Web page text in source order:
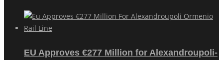
EU Approves €277 Million for Alexandroupoli-